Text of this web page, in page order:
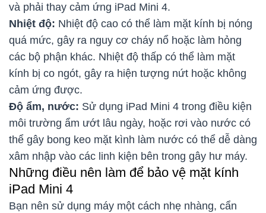
và phải thay cảm ứng iPad Mini 4.
Nhiệt độ: Nhiệt độ cao có thể làm mặt kính bị nóng
quá mức, gây ra nguy cơ cháy nổ hoặc làm hỏng
các bộ phận khác. Nhiệt độ thấp có thể làm mặt
kính bị co ngót, gây ra hiện tượng nứt hoặc không
cảm ứng được.
Độ ẩm, nước: Sử dụng iPad Mini 4 trong điều kiện
môi trường ẩm ướt lâu ngày, hoặc rơi vào nước có
thể gây bong keo mặt kình làm nước có thể dễ dàng
xâm nhập vào các linh kiện bên trong gây hư máy.
Những điều nên làm để bảo vệ mặt kính
iPad Mini 4
Bạn nên sử dụng máy một cách nhẹ nhàng, cẩn